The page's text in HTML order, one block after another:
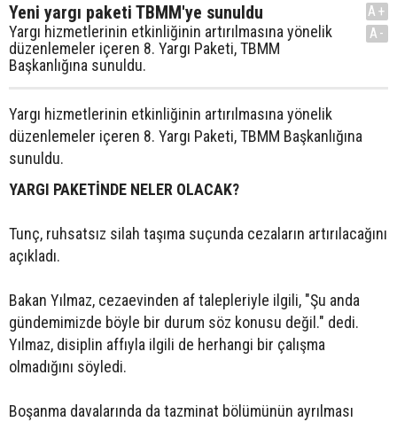
Yeni yargı paketi TBMM'ye sunuldu
Yargı hizmetlerinin etkinliğinin artırılmasına yönelik
düzenlemeler içeren 8. Yargı Paketi, TBMM
Başkanlığına sunuldu.
A+
A-
Yargı hizmetlerinin etkinliğinin artırılmasına yönelik
düzenlemeler içeren 8. Yargı Paketi, TBMM Başkanlığına
sunuldu.
YARGI PAKETİNDE NELER OLACAK?
Tunç, ruhsatsız silah taşıma suçunda cezaların artırılacağını
açıkladı.
Bakan Yılmaz, cezaevinden af talepleriyle ilgili, "Şu anda
gündemimizde böyle bir durum söz konusu değil." dedi.
Yılmaz, disiplin affıyla ilgili de herhangi bir çalışma
olmadığını söyledi.
Boşanma davalarında da tazminat bölümünün ayrılması